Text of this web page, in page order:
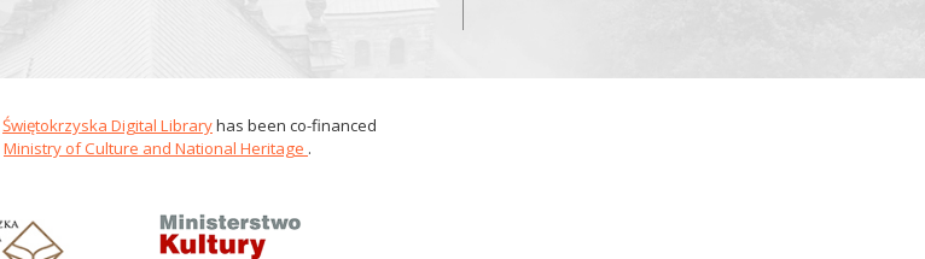
Świętokrzyska Digital Libraryhas been co-financed
Ministry of Culture and National Heritage .